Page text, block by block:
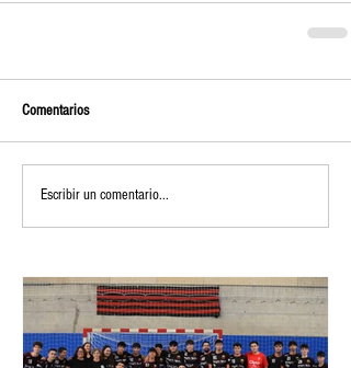
Comentarios
Escribir un comentario...